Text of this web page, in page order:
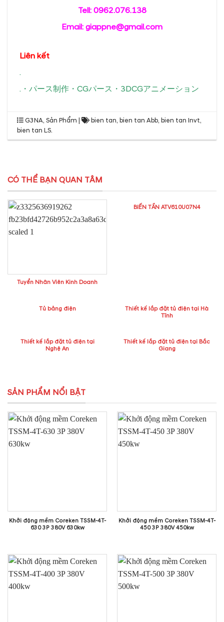
Tell: 0962.076.138
Email: giappne@gmail.com
Liên kết
.
. ・ パース制作 ・ CGパース ・ 3DCGアニメーション
G3NA,Sản Phẩm | bien tan, bien tan Abb, bien tan Invt,
bien tan LS.
CÓ THỂ BẠN QUAN TÂM
Tuyển Nhân Viên Kinh Doanh
BIẾN TẦN ATV610U07N4
Tủ bảng điện
Thiết kế lắp đặt tủ điện tại Hà
Tĩnh
Thiết kế lắp đặt tủ điện tại
Nghệ An
Thiết kế lắp đặt tủ điện tại Bắc
Giang
SẢN PHẨM NỔI BẬT
Khởi động mềm Coreken TSSM-4T-
630 3P 380V 630kw
Khởi động mềm Coreken TSSM-4T-
450 3P 380V 450kw